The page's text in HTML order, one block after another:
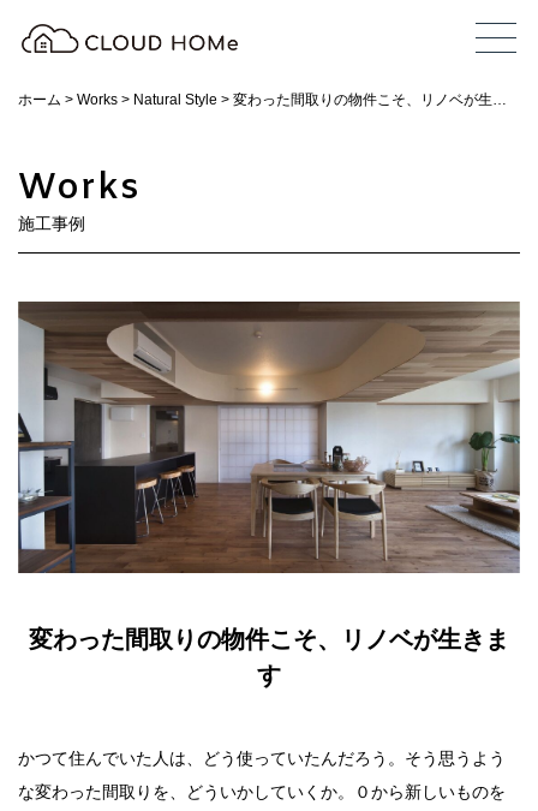
ホーム > Works > Natural Style > 変わった間取りの物件こそ、リノベが生きます
Works
施工事例
変わった間取りの物件こそ、リノベが生きま
す
かつて住んでいた人は、どう使っていたんだろう。そう思うよう
な変わった間取りを、どういかしていくか。０から新しいものを